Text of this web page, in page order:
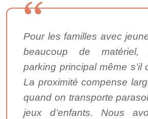
Pour les familles avec
beaucoup de matériel,
parking principal même s’il
La proximité compense
quand on transporte
jeux d’enfants. Nous